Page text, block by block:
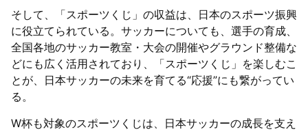
そして、「スポーツくじ」の収益は、日本のスポーツ振興
に役立てられている。サッカーについても、選手の育成、
全国各地のサッカー教室・大会の開催やグラウンド整備な
どにも広く活用されており、「スポーツくじ」を楽しむこ
とが、日本サッカーの未来を育てる“応援”にも繋がってい
る。
W杯も対象のスポーツくじは、日本サッカーの成長を支え